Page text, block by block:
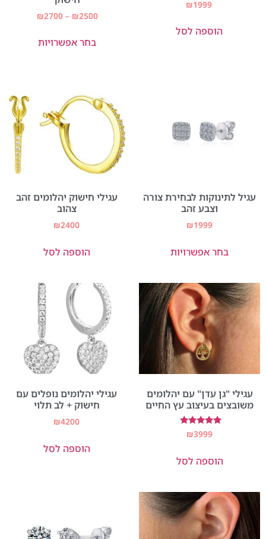
₪1999
הוספה לסל
₪2500
–
₪2700
בחר אפשרויות
עגיל לתינוקות לבחירת צורה
וצבע זהב
₪1999
בחר אפשרויות
עגילי חישוק יהלומים זהב
צהוב
₪2400
הוספה לסל
עגילי "גן עדן" עם יהלומים
משובצים בעיצוב עץ החיים
דורג
5.00
₪3999
הוספה לסל
עגילי יהלומים נופלים עם
חישוק + לב תלוי
₪4200
הוספה לסל